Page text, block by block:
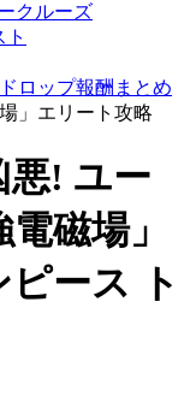
クルーズ
ロップ報酬まとめ
」エリート攻略
悪! ユー
磁場」
ース ト